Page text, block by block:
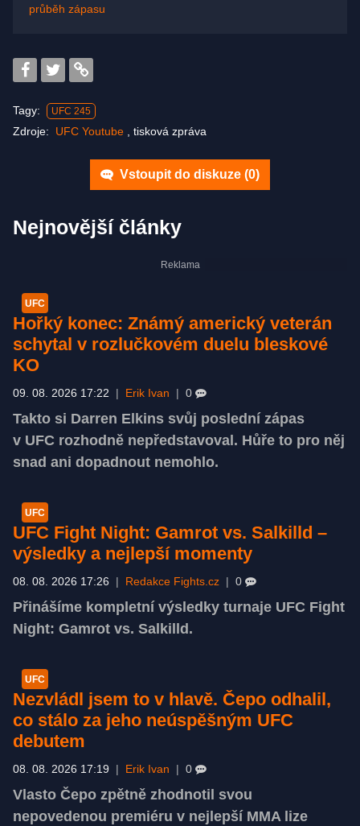
průběh zápasu
Tagy: UFC 245
Zdroje: UFC Youtube , tisková zpráva
Vstoupit do diskuze (0)
Nejnovější články
UFC
Hořký konec: Známý americký veterán
schytal v rozlučkovém duelu bleskové
KO
09. 08. 2026 17:22 Erik Ivan 0
Takto si Darren Elkins svůj poslední zápas
v UFC rozhodně nepředstavoval. Hůře to pro něj
snad ani dopadnout nemohlo.
UFC
UFC Fight Night: Gamrot vs. Salkilld –
výsledky a nejlepší momenty
08. 08. 2026 17:26 Redakce Fights.cz 0
Přinášíme kompletní výsledky turnaje UFC Fight
Night: Gamrot vs. Salkilld.
UFC
Nezvládl jsem to v hlavě. Čepo odhalil,
co stálo za jeho neúspěšným UFC
debutem
08. 08. 2026 17:19 Erik Ivan 0
Vlasto Čepo zpětně zhodnotil svou
nepovedenou premiéru v nejlepší MMA lize